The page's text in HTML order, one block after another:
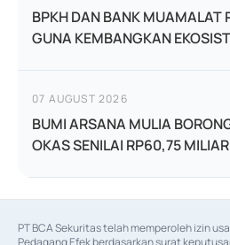
BPKH DAN BANK MUAMALAT
GUNA KEMBANGKAN
07 AUGUST 2026
BUMI ARSANA MULIA
OKAS SENILAI RP60,75 MILIAR
PT BCA Sekuritas telah memperoleh izin
Pedagang Efek berdasarkan surat